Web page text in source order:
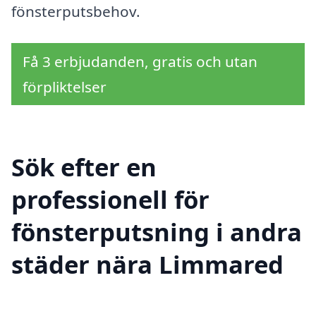
fönsterputsbehov.
Få 3 erbjudanden, gratis och utan
förpliktelser
Sök efter en
professionell för
fönsterputsning i andra
städer nära Limmared